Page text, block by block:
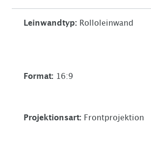
Leinwandtyp: Rolloleinwand
Format: 16:9
Projektionsart: Frontprojektion